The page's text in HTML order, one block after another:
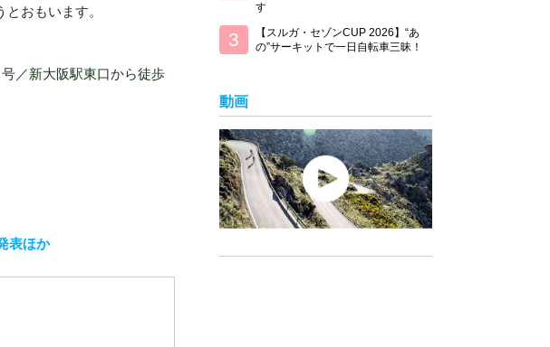
おもいます。
／新大阪駅東口から徒歩
表ほか
す
【スルガ・セゾンCUP 2026】“あ
の”サーキットで一日自転車三昧！
動画